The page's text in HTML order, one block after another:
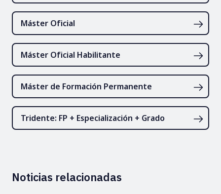
Máster Oficial
Máster Oficial Habilitante
Máster de Formación Permanente
Tridente: FP + Especialización + Grado
Noticias relacionadas